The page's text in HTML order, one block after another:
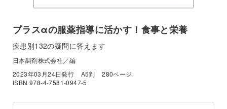
プラスαの服薬指導に活かす！食事と栄養
疾患別132の疑問に答えます
日本調剤株式会社／編
2023年03月24日発行
A5判
280ページ
ISBN 978-4-7581-0947-5